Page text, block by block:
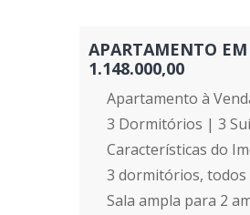
APARTAMENTO
1.148.000,00
Apartamento à
3 Dormitórios | 3
Características do
3 dormitórios, todos
Sala ampla para 2